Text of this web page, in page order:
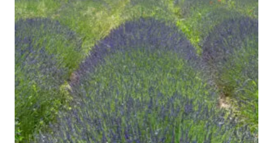
Die
Optionen
können
auf
der
Produktseite
gewählt
werden